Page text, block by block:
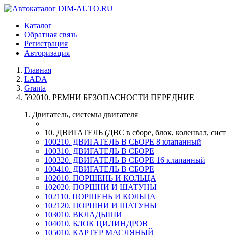
Каталог
Обратная связь
Регистрация
Авторизация
Главная
LADA
Granta
592010. РЕМНИ БЕЗОПАСНОСТИ ПЕРЕДНИЕ
1. Двигатель, системы двигателя
10. ДВИГАТЕЛЬ (ДВС в сборе, блок, коленвал,
100210. ДВИГАТЕЛЬ В СБОРЕ 8 клапанный
100310. ДВИГАТЕЛЬ В СБОРЕ
100320. ДВИГАТЕЛЬ В СБОРЕ 16 клапанный
100410. ДВИГАТЕЛЬ В СБОРЕ
102010. ПОРШЕНЬ И КОЛЬЦА
102020. ПОРШНИ И ШАТУНЫ
102110. ПОРШЕНЬ И КОЛЬЦА
102120. ПОРШНИ И ШАТУНЫ
103010. ВКЛАДЫШИ
104010. БЛОК ЦИЛИНДРОВ
105010. КАРТЕР МАСЛЯНЫЙ